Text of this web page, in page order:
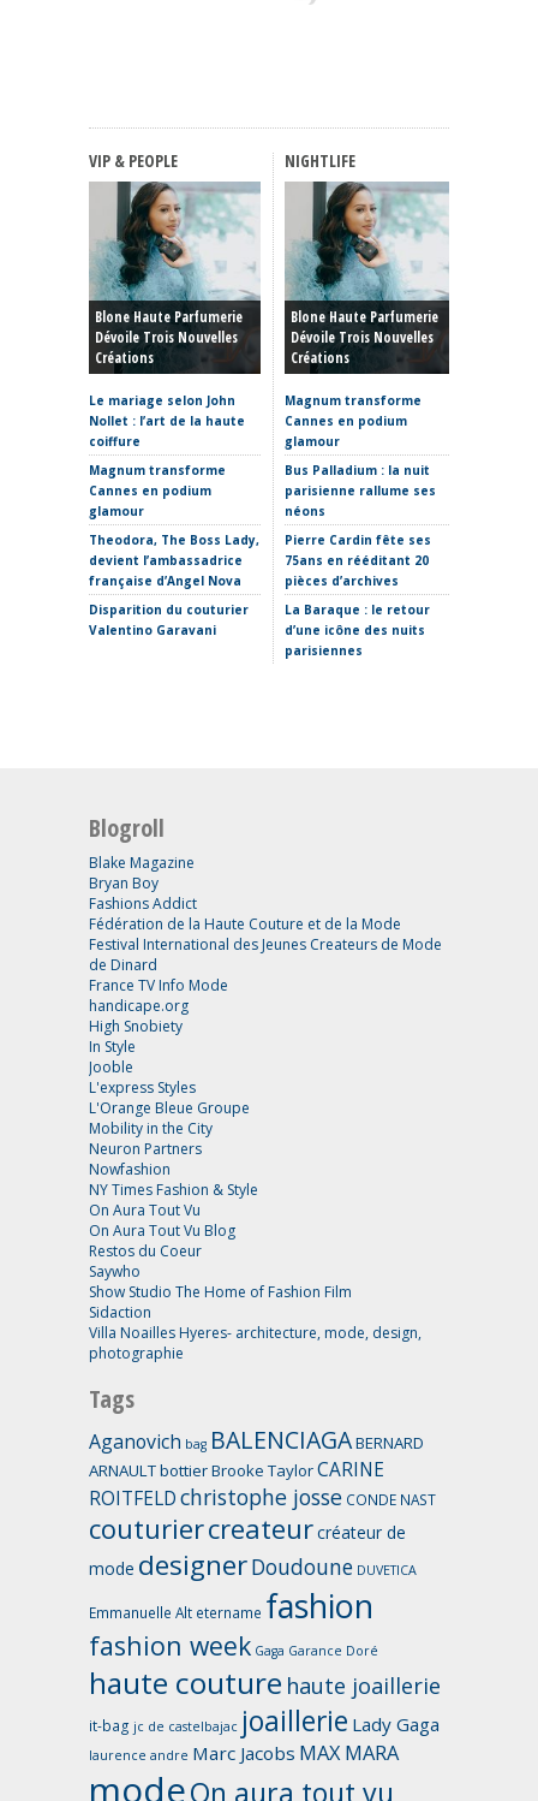
VIP & PEOPLE
Blone Haute Parfumerie
Dévoile Trois Nouvelles
Créations
Le mariage selon John
Nollet : l’art de la haute
coiffure
Magnum transforme
Cannes en podium
glamour
Theodora, The Boss Lady,
devient l’ambassadrice
française d’Angel Nova
Disparition du couturier
Valentino Garavani
NIGHTLIFE
Blone Haute Parfumerie
Dévoile Trois Nouvelles
Créations
Magnum transforme
Cannes en podium
glamour
Bus Palladium : la nuit
parisienne rallume ses
néons
Pierre Cardin fête ses
75ans en rééditant 20
pièces d’archives
La Baraque : le retour
d’une icône des nuits
parisiennes
Blogroll
Blake Magazine
Bryan Boy
Fashions Addict
Fédération de la Haute Couture et de la Mode
Festival International des Jeunes Createurs de Mode
de Dinard
France TV Info Mode
handicape.org
High Snobiety
In Style
Jooble
L'express Styles
L'Orange Bleue Groupe
Mobility in the City
Neuron Partners
Nowfashion
NY Times Fashion & Style
On Aura Tout Vu
On Aura Tout Vu Blog
Restos du Coeur
Saywho
Show Studio The Home of Fashion Film
Sidaction
Villa Noailles Hyeres- architecture, mode, design,
photographie
Tags
Aganovich bag BALENCIAGABERNARD
ARNAULTbottierBrooke TaylorCARINE
ROITFELDchristophe josse CONDE NAST
couturiercreateurcréateur de
mode designerDoudoune DUVETICA
Emmanuelle Alt etername fashion
fashion week Gaga Garance Doré
haute couture haute joaillerie
it-bag jc de castelbajac joaillerie Lady Gaga
laurence andre Marc Jacobs MAX MARA
modeOn aura tout vu